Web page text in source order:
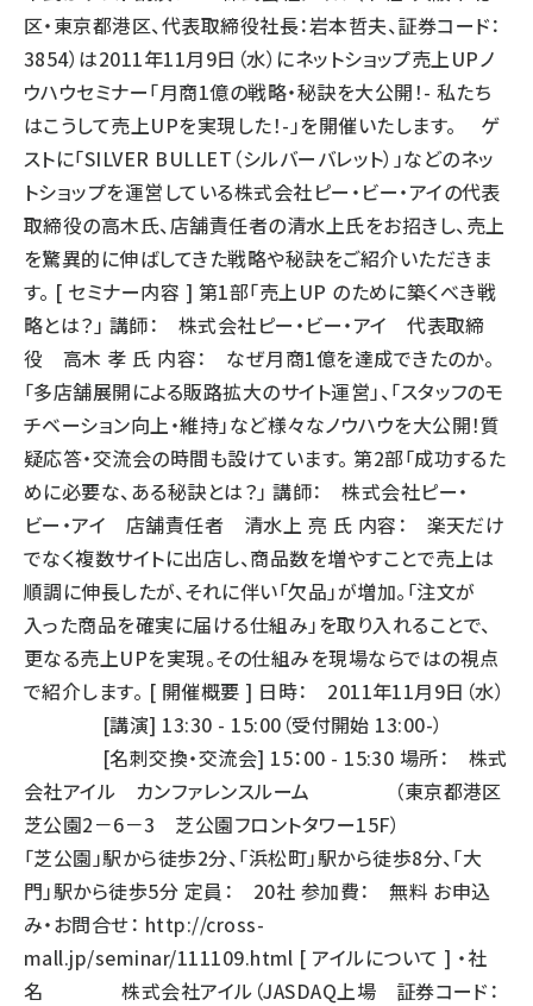
区・東京都港区、代表取締役社長：岩本哲夫、証券コード：
3854）は2011年11月9日（水）にネットショップ売上UPノ
ウハウセミナー「月商1億の戦略・秘訣を大公開！- 私たち
はこうして売上UPを実現した！-」を開催いたします。 ゲ
ストに「SILVER BULLET（シルバーバレット）」などのネッ
トショップを運営している株式会社ピー・ビー・アイの代表
取締役の高木氏、店舗責任者の清水上氏をお招きし、売上
を驚異的に伸ばしてきた戦略や秘訣をご紹介いただきま
す。 [ セミナー内容 ] 第1部「売上UP のために築くべき戦
略とは？」 講師： 株式会社ピー・ビー・アイ 代表取締
役 高木 孝 氏 内容： なぜ月商1億を達成できたのか。
「多店舗展開による販路拡大のサイト運営」、「スタッフのモ
チベーション向上・維持」など様々なノウハウを大公開！質
疑応答・交流会の時間も設けています。 第2部「成功するた
めに必要な、ある秘訣とは？」 講師： 株式会社ピー・
ビー・アイ 店舗責任者 清水上 亮 氏 内容： 楽天だけ
でなく複数サイトに出店し、商品数を増やすことで売上は
順調に伸長したが、それに伴い「欠品」が増加。「注文が
入った商品を確実に届ける仕組み」を取り入れることで、
更なる売上UPを実現。その仕組みを現場ならではの視点
で紹介します。 [ 開催概要 ] 日時： 2011年11月9日（水）
[講演] 13:30 - 15:00（受付開始 13:00-）
[名刺交換・交流会] 15：00 - 15:30 場所： 株式
会社アイル カンファレンスルーム （東京都港区
芝公園2－6－3 芝公園フロントタワー15F）
「芝公園」駅から徒歩2分、「浜松町」駅から徒歩8分、「大
門」駅から徒歩5分 定員： 20社 参加費： 無料 お申込
み・お問合せ： http://cross-
mall.jp/seminar/111109.html [ アイルについて ] ・社
名 株式会社アイル（JASDAQ上場 証券コード：